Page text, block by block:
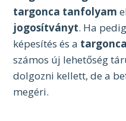
targonca tanfolyam
jogosítványt. Ha
képesítés és a targonca
számos új lehetőség
dolgozni kellett, de a
megéri.